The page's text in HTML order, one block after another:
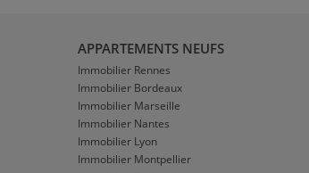
APPARTEMENTS NEUFS
Immobilier Rennes
Immobilier Bordeaux
Immobilier Marseille
Immobilier Nantes
Immobilier Lyon
Immobilier Montpellier